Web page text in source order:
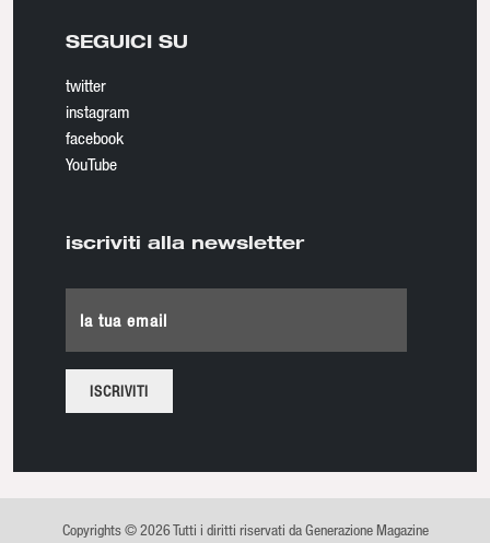
SEGUICI SU
twitter
instagram
facebook
YouTube
iscriviti alla newsletter
la tua email
Copyrights © 2026 Tutti i diritti riservati da Generazione Magazine